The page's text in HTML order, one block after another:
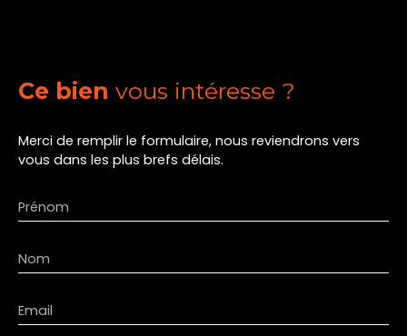
Ce bien vous intéresse ?
Merci de remplir le formulaire, nous reviendrons vers
vous dans les plus brefs délais.
Prénom
Nom
Email